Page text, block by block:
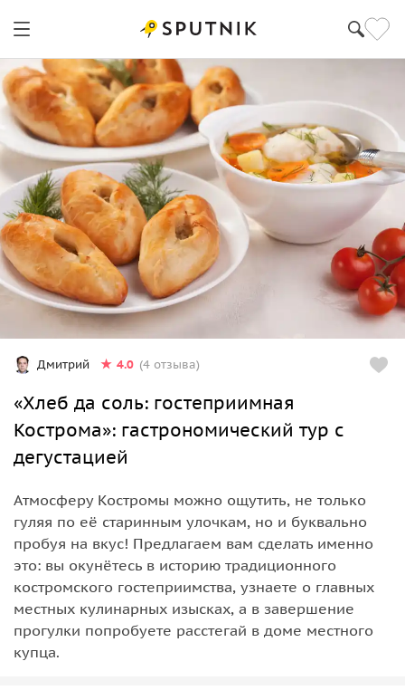
Дмитрий 4.0 (4 отзыва)
«Хлеб да соль: гостеприимная
Кострома»: гастрономический тур с
дегустацией
Атмосферу Костромы можно ощутить, не только
гуляя по её старинным улочкам, но и буквально
пробуя на вкус! Предлагаем вам сделать именно
это: вы окунётесь в историю традиционного
костромского гостеприимства, узнаете о главных
местных кулинарных изысках, а в завершение
прогулки попробуете расстегай в доме местного
купца.